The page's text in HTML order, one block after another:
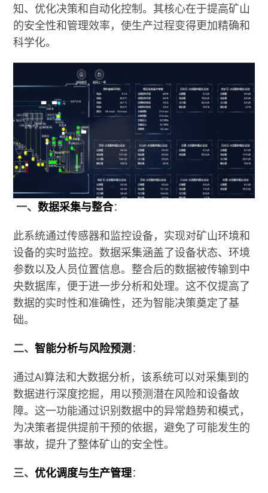
知、优化决策和自动化控制。其核心在于提高矿山
的安全性和管理效率，使生产过程变得更加精确和
科学化。
一、数据采集与整合：
此系统通过传感器和监控设备，实现对矿山环境和
设备的实时监控。数据采集涵盖了设备状态、环境
参数以及人员位置信息。整合后的数据被传输到中
央数据库，便于进一步分析和处理。这不仅提高了
数据的实时性和准确性，还为智能决策奠定了基
础。
二、智能分析与风险预测 ：
通过AI算法和大数据分析，该系统可以对采集到的
数据进行深度挖掘，用以预测潜在风险和设备故
障。这一功能通过识别数据中的异常趋势和模式，
为决策者提供提前干预的依据，避免了可能发生的
事故，提升了整体矿山的安全性。
三、优化调度与生产管理：